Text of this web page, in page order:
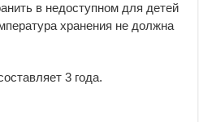
в недоступном для детей
хранения не должна
3 года.